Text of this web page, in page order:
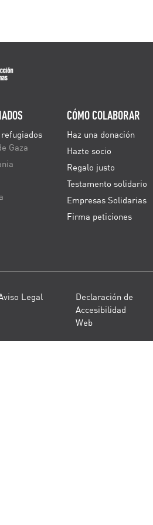
Gaza
CÓMO COLABORAR
Haz una donación
Hazte socio
Regalo justo
Testamento solidario
Empresas Solidarias
Firma peticiones
Legal
Declaración de
Accesibilidad
Web